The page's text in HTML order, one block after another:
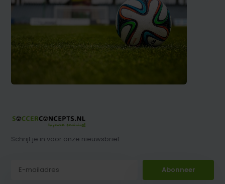
Schrijf je in voor onze nieuwsbrief
Abonneer